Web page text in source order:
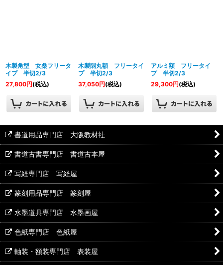
木製角型 女桑フリータ
イプ 半切2/3
27,800円(税込)
木製隅丸額 フリータイ
プ 半切2/3
37,050円(税込)
アルミ額 フリータイ
プ 半切2/3
29,300円(税込)
書道用品専門店 大阪教材社
書道古書専門店 書道古本屋
写経専門店 写経屋
篆刻用品専門店 篆刻屋
水墨道具専門店 水墨画屋
色紙専門店 色紙屋
軸装・額装専門店 表装屋